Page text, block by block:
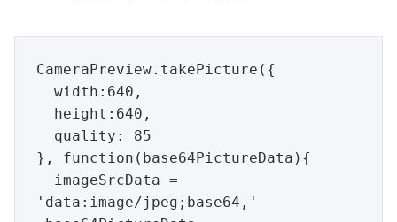
CameraPreview.takePicture({
}, function(base64PictureData){
'data:image/jpeg;base64,'